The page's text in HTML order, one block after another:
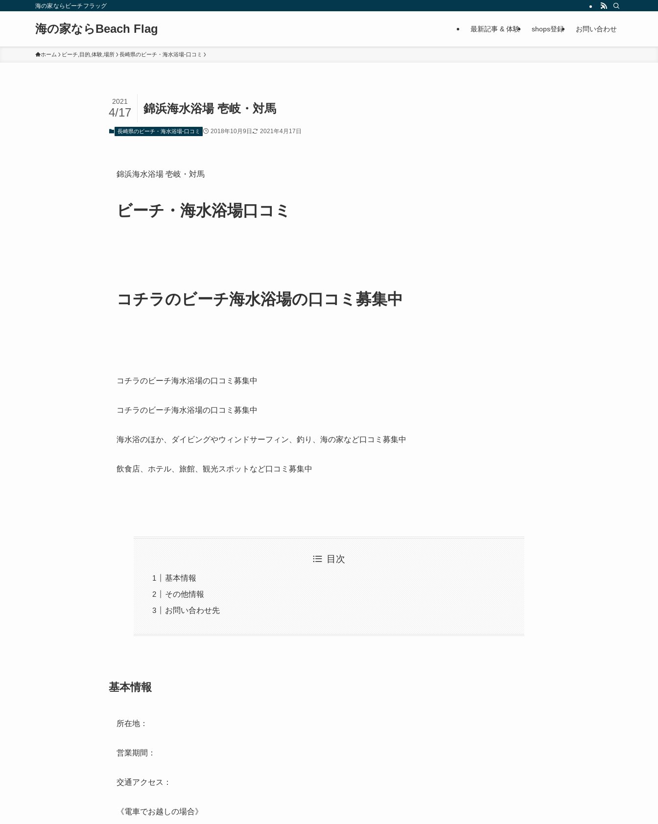
海の家ならビーチフラッグ
海の家ならBeach Flag 最新記事 & 体験 shops登録 お問い合わせ
ホーム ビーチ,目的,体験,場所 長崎県のビーチ・海水浴場-口コミ
錦浜海水浴場 壱岐・対馬
2021
4/17
長崎県のビーチ・海水浴場-口コミ 2018年10月9日 2021年4月17日
錦浜海水浴場 壱岐・対馬
ビーチ・海水浴場口コミ
コチラのビーチ海水浴場の口コミ募集中
コチラのビーチ海水浴場の口コミ募集中
コチラのビーチ海水浴場の口コミ募集中
海水浴のほか、ダイビングやウィンドサーフィン、釣り、海の家など口コミ募集中
飲食店、ホテル、旅館、観光スポットなど口コミ募集中
目次
基本情報
その他情報
お問い合わせ先
基本情報
所在地：
営業期間：
交通アクセス：
《電車でお越しの場合》